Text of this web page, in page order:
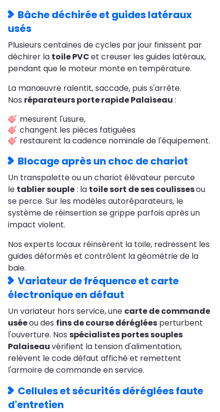
Bâche déchirée et guides latéraux
usés
Plusieurs centaines de cycles par jour finissent par
déchirer la toile PVCet creuser les guides latéraux,
pendant que le moteur monte en température.
La manœuvre ralentit, saccade, puis s'arrête.
Nos réparateurs porte rapide Palaiseau :
mesurent l'usure,
changent les pièces fatiguées
restaurent la cadence nominale de l'équipement.
Blocage après un choc de chariot
Un transpalette ou un chariot élévateur percute
le tablier souple: la toile sort de ses coulissesou
se perce. Sur les modèles autoréparateurs, le
système de réinsertion se grippe parfois après un
impact violent.
Nos experts locaux réinsèrent la toile, redressent les
guides déformés et contrôlent la géométrie de la
baie.
Variateur de fréquence et carte
électronique en défaut
Un variateur hors service, une carte de commande
uséeou des fins de course déréglées perturbent
l'ouverture. Nos spécialistes portes souples
Palaiseauvérifient la tension d'alimentation,
relèvent le code défaut affiché et remettent
l'armoire de commande en service.
Cellules et sécurités déréglées faute
d'entretien